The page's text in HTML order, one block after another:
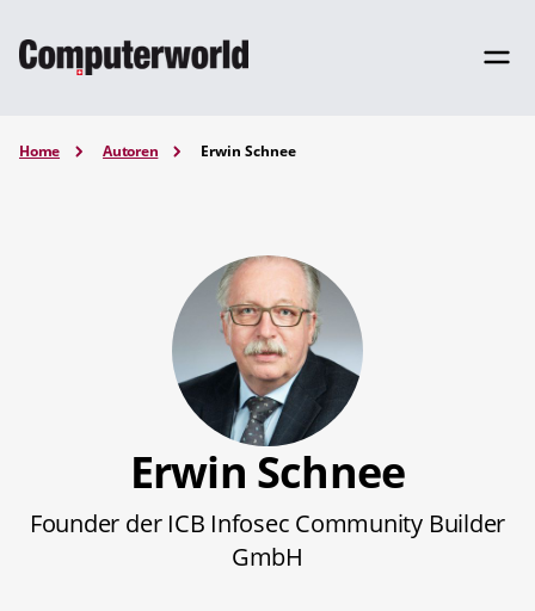
Home Autoren Erwin Schnee
Erwin Schnee
Founder der ICB Infosec Community Builder
GmbH